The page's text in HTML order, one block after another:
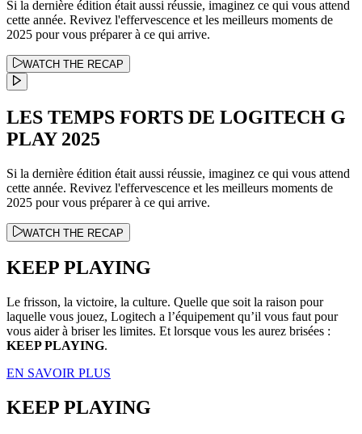
Si la dernière édition était aussi réussie, imaginez ce qui vous attend
cette année. Revivez l'effervescence et les meilleurs moments de
2025 pour vous préparer à ce qui arrive.
WATCH THE RECAP
LES TEMPS FORTS DE LOGITECH G
PLAY 2025
Si la dernière édition était aussi réussie, imaginez ce qui vous attend
cette année. Revivez l'effervescence et les meilleurs moments de
2025 pour vous préparer à ce qui arrive.
WATCH THE RECAP
KEEP PLAYING
Le frisson, la victoire, la culture. Quelle que soit la raison pour
laquelle vous jouez, Logitech a l’équipement qu’il vous faut pour
vous aider à briser les limites. Et lorsque vous les aurez brisées :
KEEP PLAYING.
EN SAVOIR PLUS
KEEP PLAYING